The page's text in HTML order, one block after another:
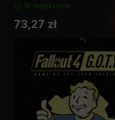
W magazynie
73,27 zł